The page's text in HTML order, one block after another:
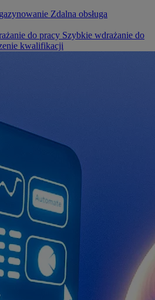
Zdalna obsługa
do pracy Szybkie wdrażanie do
kwalifikacji